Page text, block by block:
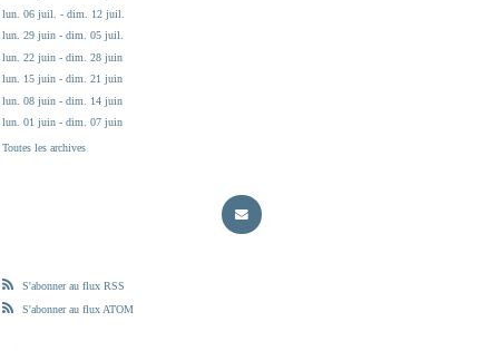
lun. 06 juil. - dim. 12 juil.
lun. 29 juin - dim. 05 juil.
lun. 22 juin - dim. 28 juin
lun. 15 juin - dim. 21 juin
lun. 08 juin - dim. 14 juin
lun. 01 juin - dim. 07 juin
Toutes les archives
S'abonner au flux RSS
S'abonner au flux ATOM